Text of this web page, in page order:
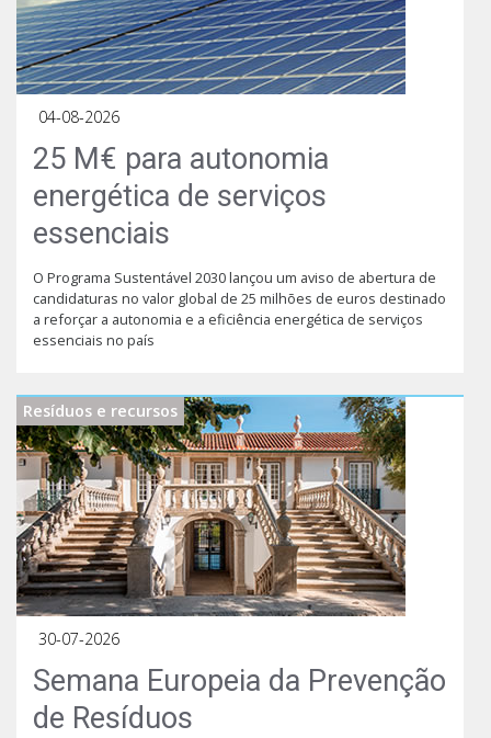
04-08-2026
25 M€ para autonomia
energética de serviços
essenciais
O Programa Sustentável 2030 lançou um aviso de abertura de
candidaturas no valor global de 25 milhões de euros destinado
a reforçar a autonomia e a eficiência energética de serviços
essenciais no país
Resíduos e recursos
30-07-2026
Semana Europeia da Prevenção
de Resíduos